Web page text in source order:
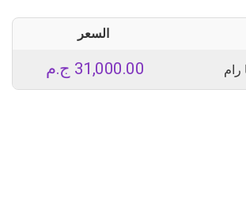
السعر
ج.م 31,000.00